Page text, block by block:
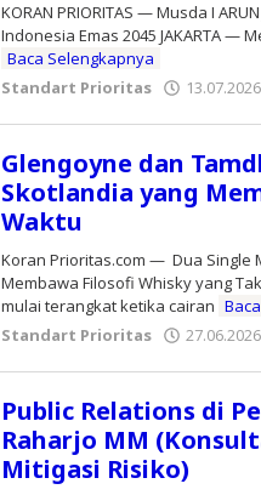
KORAN PRIORITAS — Musda I
Indonesia Emas 2045 JAKARTA —
Baca Selengkapnya
Standart Prioritas
13.07.2026
Glengoyne dan
Skotlandia yang
Waktu
Koran Prioritas.com — Dua Single
Membawa Filosofi Whisky yang
mulai terangkat ketika cairan
Standart Prioritas
27.06.2026
Public Relations di
Raharjo MM
Mitigasi Risiko)